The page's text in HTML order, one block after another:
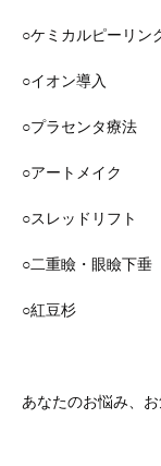
○ケミカルピーリン
○イオン導入
○プラセンタ療法
○アートメイク
○スレッドリフト
○二重瞼・眼瞼下垂
○紅豆杉
あなたのお悩み、